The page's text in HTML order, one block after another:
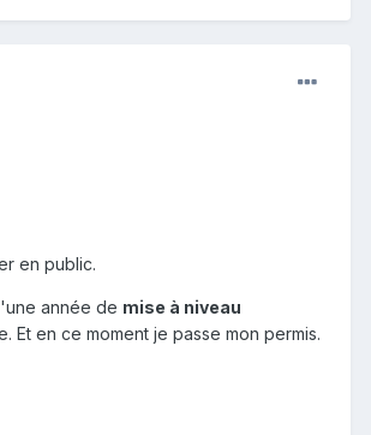
en public.
année de mise à niveau
Et en ce moment je passe mon permis.